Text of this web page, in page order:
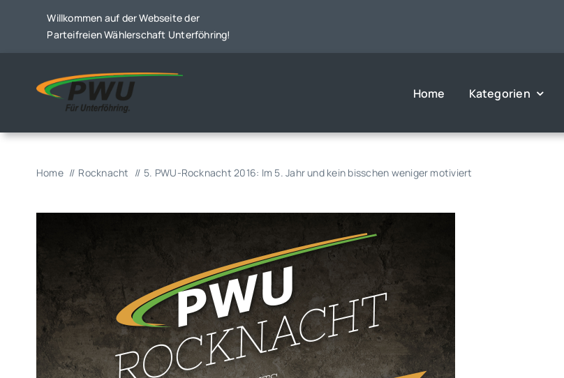
Willkommen auf der Webseite der
Parteifreien Wählerschaft Unterföhring!
Home Kategorien
Home Rocknacht 5. PWU-Rocknacht 2016: Im 5. Jahr und kein bisschen weniger motiviert